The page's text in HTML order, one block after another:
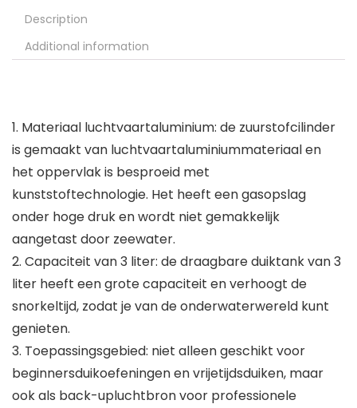
Description
Additional information
1. Materiaal luchtvaartaluminium: de zuurstofcilinder
is gemaakt van luchtvaartaluminiummateriaal en
het oppervlak is besproeid met
kunststoftechnologie. Het heeft een gasopslag
onder hoge druk en wordt niet gemakkelijk
aangetast door zeewater.
2. Capaciteit van 3 liter: de draagbare duiktank van 3
liter heeft een grote capaciteit en verhoogt de
snorkeltijd, zodat je van de onderwaterwereld kunt
genieten.
3. Toepassingsgebied: niet alleen geschikt voor
beginnersduikoefeningen en vrijetijdsduiken, maar
ook als back-upluchtbron voor professionele